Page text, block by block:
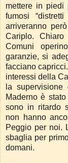
mettere in piedi
fumosi
arriveranno
Cariplo.
Comuni
garanzie, si
facciano
interessi della
la supervisione
Maderno è
sono in ritardo
non hanno
Peggio per noi.
sbaglia per
domani.